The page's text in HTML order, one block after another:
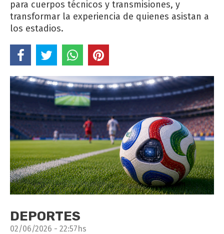
para cuerpos técnicos y transmisiones, y
transformar la experiencia de quienes asistan a
los estadios.
DEPORTES
02/06/2026 - 22:57hs